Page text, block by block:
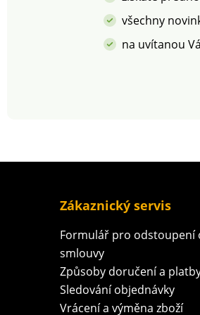
všechny
na uvítanou
Zákaznický servis
Formulář pro odstoupení
smlouvy
Způsoby doručení a
Sledování objednávky
Vrácení a výměna zboží